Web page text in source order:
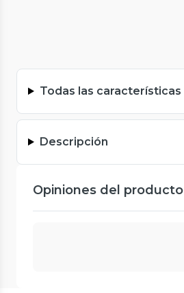
Todas las características
Descripción
Opiniones del producto